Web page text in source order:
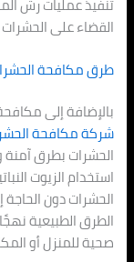
القضاء على
طرق مكافحة
بالإضافة إلى
شركة مكافحة
الحشرات بطرق آمنة
استخدام الزيوت
الحشرات دون الحاجة
الطرق الطبيعية
صحية للمنزل أو